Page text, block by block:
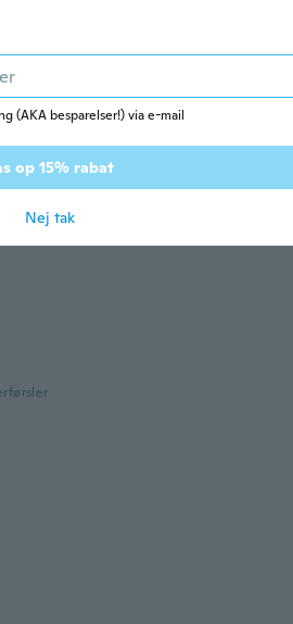
q cogerlo una talla más grande
bottom fits, but the top is too
(AKA besparelser!) via e-mail
op 15% rabat
Nej tak